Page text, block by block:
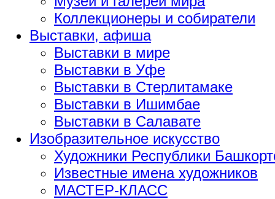
Коллекционеры и собиратели
Выставки, афиша
Выставки в мире
Выставки в Уфе
Выставки в Стерлитамаке
Выставки в Ишимбае
Выставки в Салавате
Изобразительное искусство
Художники Республики
Известные имена художников
МАСТЕР-КЛАСС